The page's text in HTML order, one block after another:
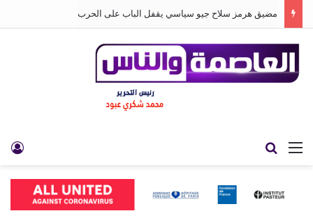
مضيق هرمز سلاح جيو سياسي يقفل الباب على الحرب
القائمة